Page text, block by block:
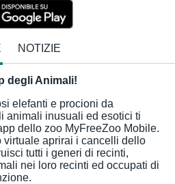
NOTIZIE
degli Animali!
elefanti e procioni da
animali inusuali ed esotici ti
dello zoo MyFreeZoo Mobile.
virtuale aprirai i cancelli dello
tutti i generi di recinti,
nei loro recinti ed occupati di